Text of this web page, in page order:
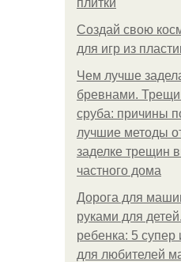
плитки
Создай свою
для игр из
Чем лучше
бревнами.
сруба: причины
лучшие методы
заделке трещин
частного дома
Дорога для
руками для
ребенка: 5 супер
для любителей